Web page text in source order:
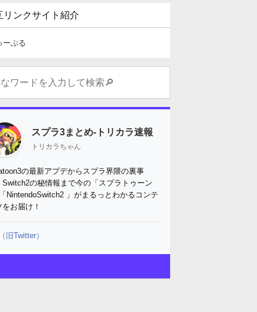
リンクサイト紹介
ーぷる
スプラ3まとめ-トリカラ速報
トリカラちゃん
の最新アプデからスプラ界隈の裏事
Switch2の秘情報まで今の「スプラトゥーン
NintendoSwitch2 」がまるっとわかるコンテ
をお届け！
（旧Twitter）